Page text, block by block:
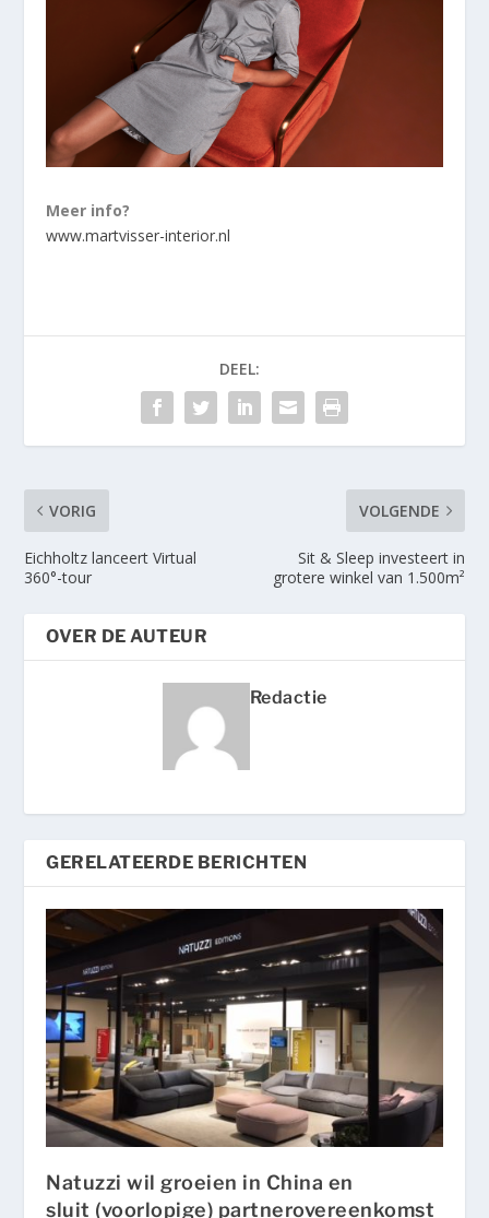
Meer info?
www.martvisser-interior.nl
DEEL:
VORIG
Eichholtz lanceert Virtual
360°-tour
VOLGENDE
Sit & Sleep investeert in
grotere winkel van 1.500m²
OVER DE AUTEUR
Redactie
GERELATEERDE BERICHTEN
Natuzzi wil groeien in China en
sluit (voorlopige) partnerovereenkomst